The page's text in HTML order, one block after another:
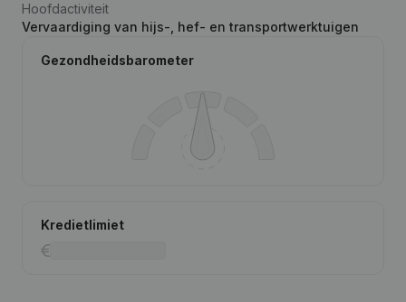
Hoofdactiviteit
Vervaardiging van hijs-, hef- en transportwerktuigen
Gezondheidsbarometer
Kredietlimiet